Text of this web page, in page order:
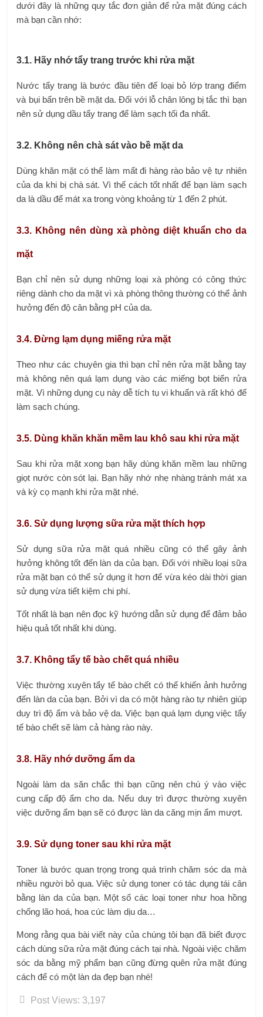
dưới đây là những quy tắc đơn giản để rửa mặt đúng cách
mà bạn cần nhớ:
3.1. Hãy nhớ tẩy trang trước khi rửa mặt
Nước tẩy trang là bước đầu tiên để loại bỏ lớp trang điểm
và bụi bẩn trên bề mặt da. Đối với lỗ chân lông bị tắc thì bạn
nên sử dụng dầu tẩy trang để làm sạch tối đa nhất.
3.2. Không nên chà sát vào bề mặt da
Dùng khăn mặt có thể làm mất đi hàng rào bảo vệ tự nhiên
của da khi bị chà sát. Vì thế cách tốt nhất để bạn làm sạch
da là dầu để mát xa trong vòng khoảng từ 1 đến 2 phút.
3.3. Không nên dùng xà phòng diệt khuẩn cho da
mặt
Bạn chỉ nên sử dụng những loại xà phòng có công thức
riêng dành cho da mặt vì xà phòng thông thường có thể ảnh
hưởng đến độ cân bằng pH của da.
3.4. Đừng lạm dụng miếng rửa mặt
Theo như các chuyên gia thì bạn chỉ nên rửa mặt bằng tay
mà không nên quá lạm dụng vào các miếng bọt biển rửa
mặt. Vì những dụng cụ này dễ tích tụ vi khuẩn và rất khó để
làm sạch chúng.
3.5. Dùng khăn khăn mềm lau khô sau khi rửa mặt
Sau khi rửa mặt xong bạn hãy dùng khăn mềm lau những
giọt nước còn sót lại. Bạn hãy nhớ nhẹ nhàng tránh mát xa
và kỳ cọ mạnh khi rửa mặt nhé.
3.6. Sử dụng lượng sữa rửa mặt thích hợp
Sử dụng sữa rửa mặt quá nhiều cũng có thể gây ảnh
hưởng không tốt đến làn da của bạn. Đối với nhiều loại sữa
rửa mặt bạn có thể sử dụng ít hơn để vừa kéo dài thời gian
sử dụng vừa tiết kiệm chi phí.
Tốt nhất là bạn nên đọc kỹ hướng dẫn sử dụng để đảm bảo
hiệu quả tốt nhất khi dùng.
3.7. Không tẩy tế bào chết quá nhiều
Việc thường xuyên tẩy tế bào chết có thể khiến ảnh hưởng
đến làn da của bạn. Bởi vì da có một hàng rào tự nhiên giúp
duy trì độ ẩm và bảo vệ da. Việc bạn quá lạm dụng việc tẩy
tế bào chết sẽ làm cả hàng rào này.
3.8. Hãy nhớ dưỡng ẩm da
Ngoài làm da săn chắc thì bạn cũng nên chú ý vào việc
cung cấp độ ẩm cho da. Nếu duy trì được thường xuyên
việc dưỡng ẩm bạn sẽ có được làn da căng mịn ẩm mượt.
3.9. Sử dụng toner sau khi rửa mặt
Toner là bước quan trọng trong quá trình chăm sóc da mà
nhiều người bỏ qua. Việc sử dụng toner có tác dụng tái cân
bằng làn da của bạn. Một số các loại toner như hoa hồng
chống lão hoá, hoa cúc làm dịu da…
Mong rằng qua bài viết này của chúng tôi bạn đã biết được
cách dùng sữa rửa mặt đúng cách tại nhà. Ngoài việc chăm
sóc da bằng mỹ phẩm bạn cũng đừng quên rửa mặt đúng
cách để có một làn da đẹp bạn nhé!
Post Views: 3,197